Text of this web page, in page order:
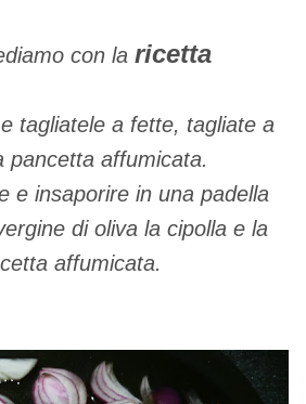
con la ricetta
tagliatele a fette, tagliate a
pancetta affumicata.
e insaporire in una padella
di oliva la cipolla e la
affumicata.